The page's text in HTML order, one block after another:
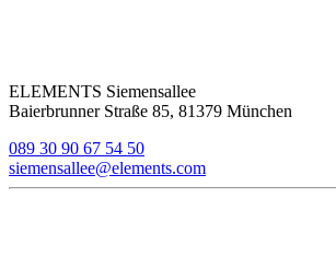
ELEMENTS Siemensallee
Baierbrunner Straße 85, 81379 München
089 30 90 67 54 50
siemensallee@elements.com